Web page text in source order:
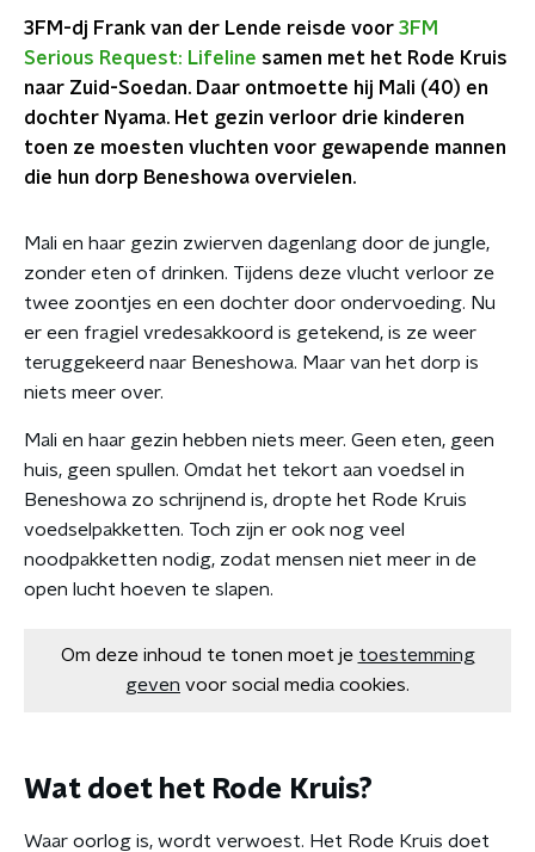
3FM-dj Frank van der Lende reisde voor 3FM
Serious Request: Lifeline samen met het Rode Kruis
naar Zuid-Soedan. Daar ontmoette hij Mali (40) en
dochter Nyama. Het gezin verloor drie kinderen
toen ze moesten vluchten voor gewapende mannen
die hun dorp Beneshowa overvielen.
Mali en haar gezin zwierven dagenlang door de jungle,
zonder eten of drinken. Tijdens deze vlucht verloor ze
twee zoontjes en een dochter door ondervoeding. Nu
er een fragiel vredesakkoord is getekend, is ze weer
teruggekeerd naar Beneshowa. Maar van het dorp is
niets meer over.
Mali en haar gezin hebben niets meer. Geen eten, geen
huis, geen spullen. Omdat het tekort aan voedsel in
Beneshowa zo schrijnend is, dropte het Rode Kruis
voedselpakketten. Toch zijn er ook nog veel
noodpakketten nodig, zodat mensen niet meer in de
open lucht hoeven te slapen.
Om deze inhoud te tonen moet je toestemming
geven voor social media cookies.
Wat doet het Rode Kruis?
Waar oorlog is, wordt verwoest. Het Rode Kruis doet